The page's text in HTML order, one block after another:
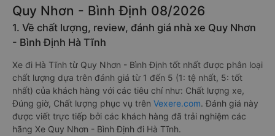
Quy Nhơn - Bình Định 08/2026
1. Về chất lượng, review, đánh giá nhà xe Quy Nhơn
- Bình Định Hà Tĩnh
Xe đi Hà Tĩnh từ Quy Nhơn - Bình Định tốt nhất được phân loại
chất lượng dựa trên đánh giá từ 1 đến 5 (1: tệ nhất, 5: tốt
nhất) của khách hàng với các tiêu chí như: Chất lượng xe,
Đúng giờ, Chất lượng phục vụ trên Vexere.com. Đánh giá này
được viết trực tiếp bởi các khách hàng đã trải nghiệm các
hãng Xe Quy Nhơn - Bình Định đi Hà Tĩnh.